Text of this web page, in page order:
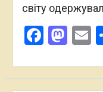
світу